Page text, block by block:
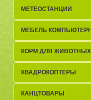
МЕТЕОСТАНЦИИ
МЕБЕЛЬ
КОРМ ДЛЯ ЖИВОТНЫХ
КВАДРОКОПТЕРЫ
КАНЦТОВАРЫ